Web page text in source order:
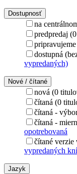
Dostupnosť
na
predpredaj
dostupná
vypredaných)
Nové / čítané
nová (0
čítaná (0
čítaná -
čítaná -
opotrebovaná
čítané
vypredaných
Jazyk